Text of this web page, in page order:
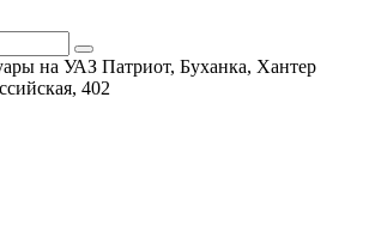
на УАЗ Патриот, Буханка, Хантер
402